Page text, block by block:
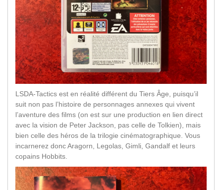
LSDA-Tactics est en réalité différent du Tiers Âge, puisqu’il
suit non pas l’histoire de personnages annexes qui vivent
l’aventure des films (on est sur une production en lien direct
avec la vision de Peter Jackson, pas celle de Tolkien), mais
bien celle des héros de la trilogie cinématographique. Vous
incarnerez donc Aragorn, Legolas, Gimli, Gandalf et leurs
copains Hobbits.